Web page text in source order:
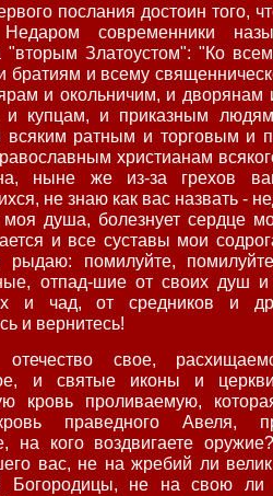
послания достоин того,
современники
"вторым Златоустом": "Ко
братиям и всему
и окольничим, и дворянам
и купцам, и приказным
всяким ратным и торговым и
христианам
ныне же из-за грехов
не знаю как вас назвать -
моя душа, болезнует сердце
и все суставы мои
рыдаю: помилуйте,
отпад-шие от своих душ и
и чад, от средников и
и вернитесь!
отечество свое,
и святые иконы и
кровь проливаемую,
праведного Авеля,
на кого воздвигаете
вас, не на жребий ли
Богородицы, не на свою ли